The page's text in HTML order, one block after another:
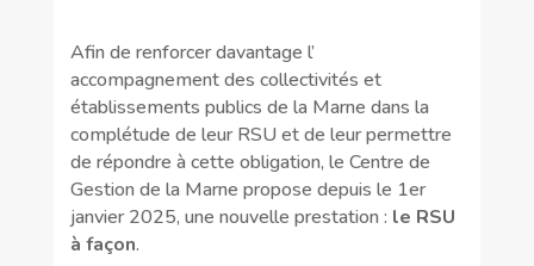
Afin de renforcer davantage l’
accompagnement des collectivités et
établissements publics de la Marne dans la
complétude de leur RSU et de leur permettre
de répondre à cette obligation, le Centre de
Gestion de la Marne propose depuis le 1er
janvier 2025, une nouvelle prestation : le RSU
à façon.